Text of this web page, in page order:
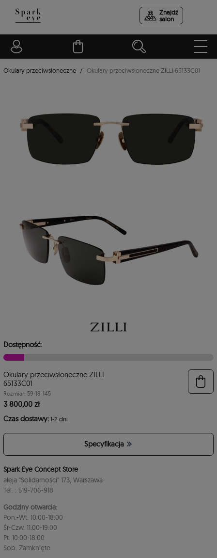
Znajdź
salon
Okulary przeciwsłoneczne Okulary przeciwsłoneczne ZILLI 65133C01
Dostępność:
Okulary przeciwsłoneczne ZILLI
65133C01
Rozmiar: 59-18-145
3 800,00 zł
Czas dostawy: 1-2 dni
Specyfikacja
Spark Eye Concept Store
aleja "Solidarności" 173, Warszawa
Tel. : 519-706-918
Godziny otwarcia:
Pon.-Wt. 10:00-18:00
Śr-Czw. 11:00-19:00
Pt. 10:00-18:00
Sob. Zamknięte